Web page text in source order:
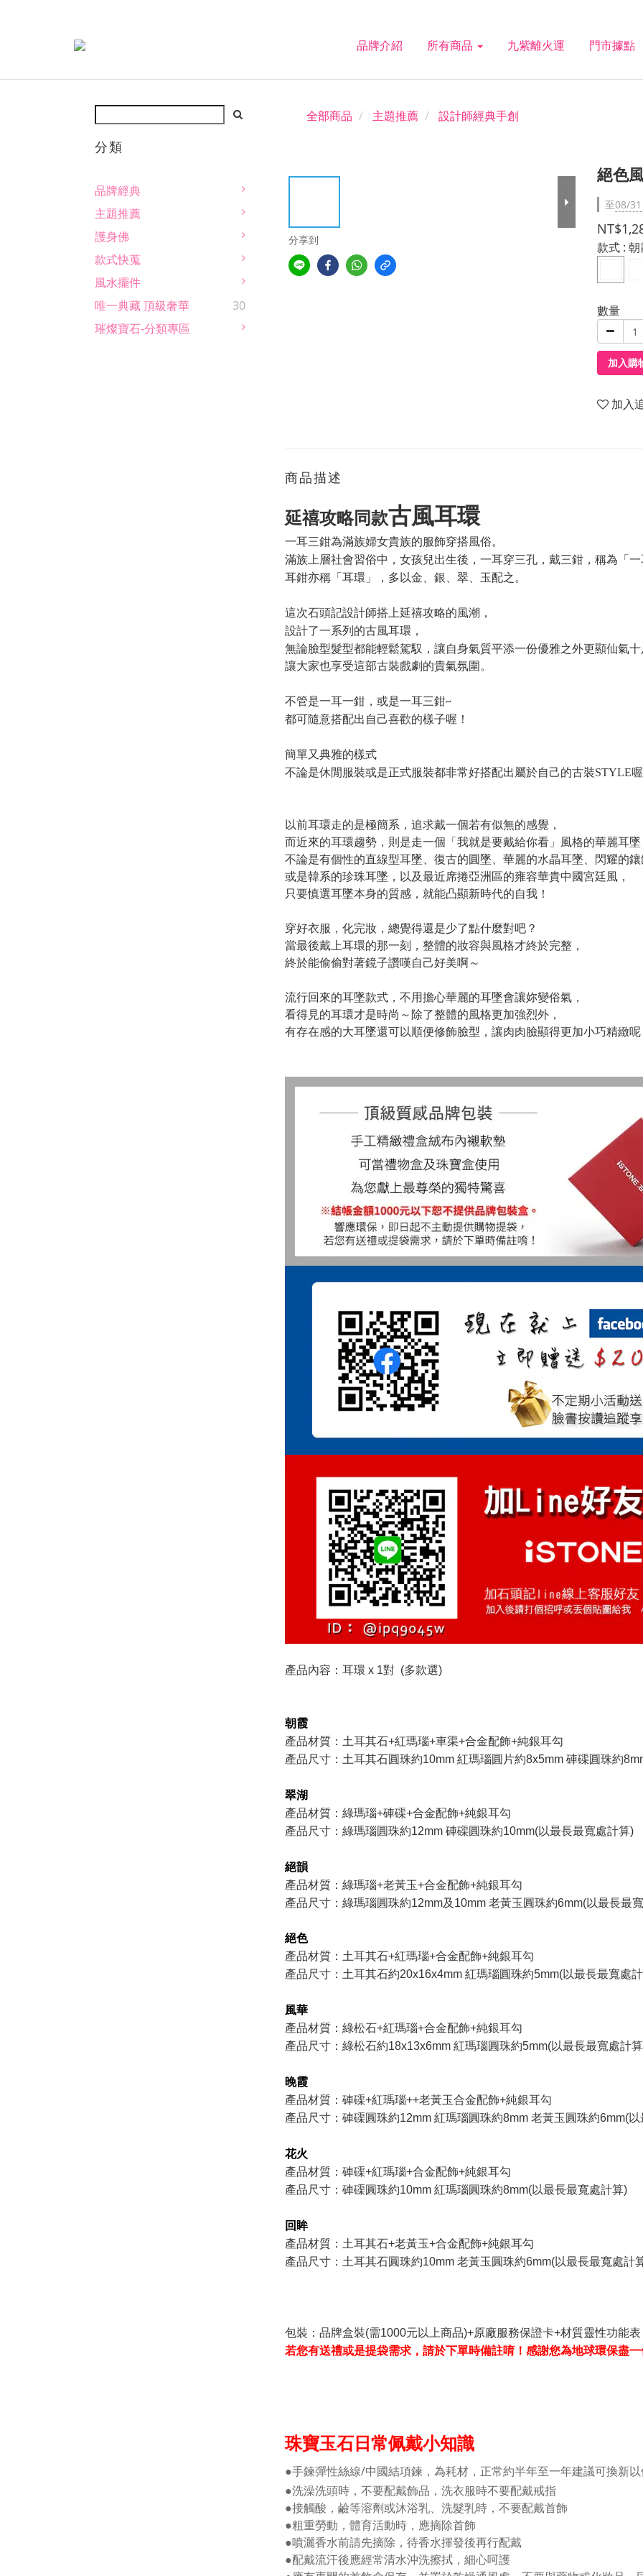
品牌介紹 所有商品 九紫離火運 門市據點
分類
品牌經典
主題推薦
護身佛
款式快蒐
風水擺件
唯一典藏 頂級奢華
30
璀燦寶石-分類專區
全部商品 主題推薦 設計師經典手創
分享到
絕色
至08/
款式 :
數量
加入購
加入
商品描述
延禧攻略同款古風耳環
一耳三鉗為滿族婦女貴族的服飾穿搭風俗。
滿族上層社會習俗中，女孩兒出生後，一耳穿三孔，戴三鉗，稱為「
耳鉗亦稱「耳環」，多以金、銀、翠、玉配之。
這次石頭記設計師搭上延禧攻略的風潮，
設計了一系列的古風耳環，
無論臉型髮型都能輕鬆駕馭，讓自身氣質平添一份優雅之外更顯仙氣
讓大家也享受這部古裝戲劇的貴氣氛圍。
不管是一耳一鉗，或是一耳三鉗~
都可隨意搭配出自己喜歡的樣子喔！
簡單又典雅的樣式
不論是休閒服裝或是正式服裝都非常好搭配出屬於自己的古裝STYLE
以前耳環走的是極簡系，追求戴一個若有似無的感覺，
而近來的耳環趨勢，則是走一個「我就是要戴給你看」風格的華麗耳墜
不論是有個性的直線型耳墜、復古的圓墜、華麗的水晶耳墜、閃耀的
或是韓系的珍珠耳墜，以及最近席捲亞洲區的雍容華貴中國宮廷風，
只要慎選耳墜本身的質感，就能凸顯新時代的自我！
穿好衣服，化完妝，總覺得還是少了點什麼對吧？
當最後戴上耳環的那一刻，整體的妝容與風格才終於完整，
終於能偷偷對著鏡子讚嘆自己好美啊～
流行回來的耳墜款式，不用擔心華麗的耳墜會讓妳變俗氣，
看得見的耳環才是時尚～除了整體的風格更加強烈外，
有存在感的大耳墜還可以順便修飾臉型，讓肉肉臉顯得更加小巧精緻呢
產品內容：耳環 x 1對 (多款選)
朝霞
產品材質：土耳其石+紅瑪瑙+車渠+合金配飾+純銀耳勾
產品尺寸：土耳其石圓珠約10mm 紅瑪瑙圓片約8x5mm 硨磲圓珠約
翠湖
產品材質：綠瑪瑙+硨磲+合金配飾+純銀耳勾
產品尺寸：綠瑪瑙圓珠約12mm 硨磲圓珠約10mm(以最長最寬處計算)
絕韻
產品材質：綠瑪瑙+老黃玉+合金配飾+純銀耳勾
產品尺寸：綠瑪瑙圓珠約12mm及10mm 老黃玉圓珠約6mm(以最長最
絕色
產品材質：土耳其石+紅瑪瑙+合金配飾+純銀耳勾
產品尺寸：土耳其石約20x16x4mm 紅瑪瑙圓珠約5mm(以最長最寬處
風華
產品材質：綠松石+紅瑪瑙+合金配飾+純銀耳勾
產品尺寸：綠松石約18x13x6mm 紅瑪瑙圓珠約5mm(以最長最寬處計
晚霞
產品材質：硨磲+紅瑪瑙++老黃玉合金配飾+純銀耳勾
產品尺寸：硨磲圓珠約12mm 紅瑪瑙圓珠約8mm 老黃玉圓珠約6mm(
花火
產品材質：硨磲+紅瑪瑙+合金配飾+純銀耳勾
產品尺寸：硨磲圓珠約10mm 紅瑪瑙圓珠約8mm(以最長最寬處計算)
回眸
產品材質：土耳其石+老黃玉+合金配飾+純銀耳勾
產品尺寸：土耳其石圓珠約10mm 老黃玉圓珠約6mm(以最長最寬處計
包裝：品牌盒裝(需1000元以上商品)+原廠服務保證卡+材質靈性功能表
若您有送禮或是提袋需求，請於下單時備註唷！感謝您為地球環保盡
珠寶玉石日常佩戴小知識
●手鍊彈性絲線/中國結項鍊，為耗材，正常約半年至一年建議可換新
●洗澡洗頭時，不要配戴飾品，洗衣服時不要配戴戒指
●接觸酸，鹼等溶劑或沐浴乳、洗髮乳時，不要配戴首飾
●粗重勞動，體育活動時，應摘除首飾
●噴灑香水前請先摘除，待香水揮發後再行配戴
●配戴流汗後應經常清水沖洗擦拭，細心呵護